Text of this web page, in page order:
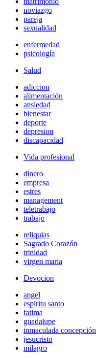
noviazgo
pareja
sexualidad
enfermedad
psicología
Salud
adiccion
alimentación
ansiedad
bienestar
deporte
depresion
discapacidad
Vida profesional
dinero
empresa
estres
management
teletrabajo
trabajo
reliquias
Sagrado Corazón
trinidad
virgen maria
Devocion
angel
espiritu santo
fatima
guadalupe
inmaculada concepción
jesucristo
milagro